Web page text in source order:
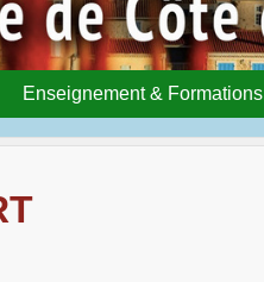
Enseignement & Formations